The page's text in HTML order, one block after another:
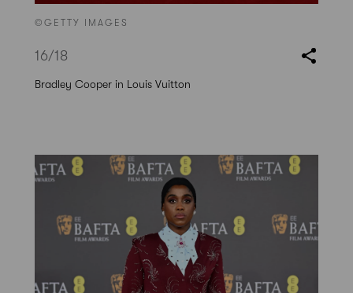
©GETTY IMAGES
16/18
Bradley Cooper in Louis Vuitton